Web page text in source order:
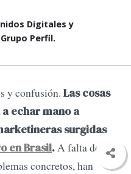
Digitales y
Perfil.
y confusión. Las cosas
echar mano a
surgidas
en Brasil.A falta de
concretos, han